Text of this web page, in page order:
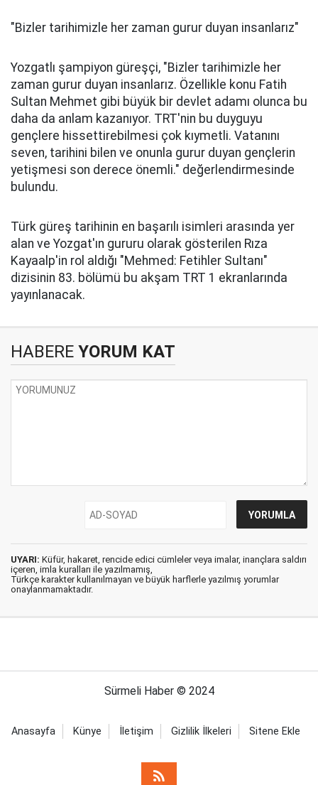
"Bizler tarihimizle her zaman gurur duyan insanlarız"
Yozgatlı şampiyon güreşçi, "Bizler tarihimizle her
zaman gurur duyan insanlarız. Özellikle konu Fatih
Sultan Mehmet gibi büyük bir devlet adamı olunca bu
daha da anlam kazanıyor. TRT'nin bu duyguyu
gençlere hissettirebilmesi çok kıymetli. Vatanını
seven, tarihini bilen ve onunla gurur duyan gençlerin
yetişmesi son derece önemli." değerlendirmesinde
bulundu.
Türk güreş tarihinin en başarılı isimleri arasında yer
alan ve Yozgat'ın gururu olarak gösterilen Rıza
Kayaalp'in rol aldığı "Mehmed: Fetihler Sultanı"
dizisinin 83. bölümü bu akşam TRT 1 ekranlarında
yayınlanacak.
HABERE YORUM KAT
UYARI: Küfür, hakaret, rencide edici cümleler veya imalar, inançlara saldırı
içeren, imla kuralları ile yazılmamış,
Türkçe karakter kullanılmayan ve büyük harflerle yazılmış yorumlar
onaylanmamaktadır.
Sürmeli Haber © 2024
Anasayfa Künye İletişim Gizlilik İlkeleri Sitene Ekle